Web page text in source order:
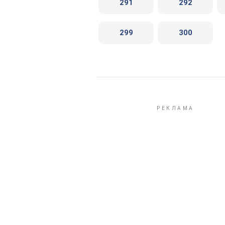
291 292
299 300